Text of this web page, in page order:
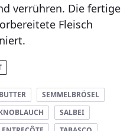
verrühren. Die fertige
Fleisch
BUTTER
SEMMELBRÖSEL
SALBEI